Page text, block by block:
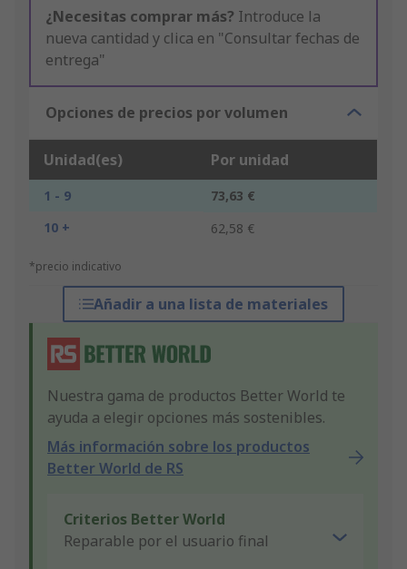
¿Necesitas comprar más? Introduce la
nueva cantidad y clica en "Consultar fechas de
entrega"
Opciones de precios por volumen
Unidad(es) Por unidad
1 - 9
73,63 €
10 +
62,58 €
*precio indicativo
Añadir a una lista de materiales
Nuestra gama de productos Better World te
ayuda a elegir opciones más sostenibles.
Más información sobre los productos
Better World de RS
Criterios Better World
Reparable por el usuario final